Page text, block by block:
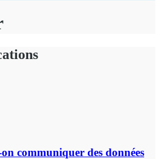
communiquer des données